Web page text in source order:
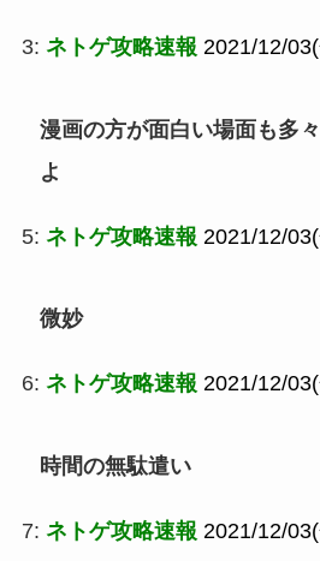
3: ネトゲ攻略速報 2021/12/
漫画の方が面白い場面も多
よ
5: ネトゲ攻略速報 2021/12/
微妙
6: ネトゲ攻略速報 2021/12/
時間の無駄遣い
7: ネトゲ攻略速報 2021/12/